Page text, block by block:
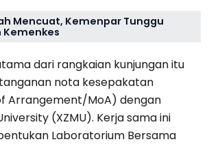
Mencuat, Kemenpar Tunggu
Kemenkes
dari rangkaian kunjungan itu
nota kesepakatan
Arrangement/MoA) dengan
(XZMU). Kerja sama ini
Laboratorium Bersama